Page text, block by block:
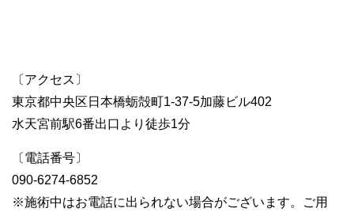
〔アクセス〕
東京都中央区日本橋蛎殻町1-37-5加藤ビル402
水天宮前駅6番出口より徒歩1分
〔電話番号〕
090-6274-6852
※施術中はお電話に出られない場合がございます。ご用